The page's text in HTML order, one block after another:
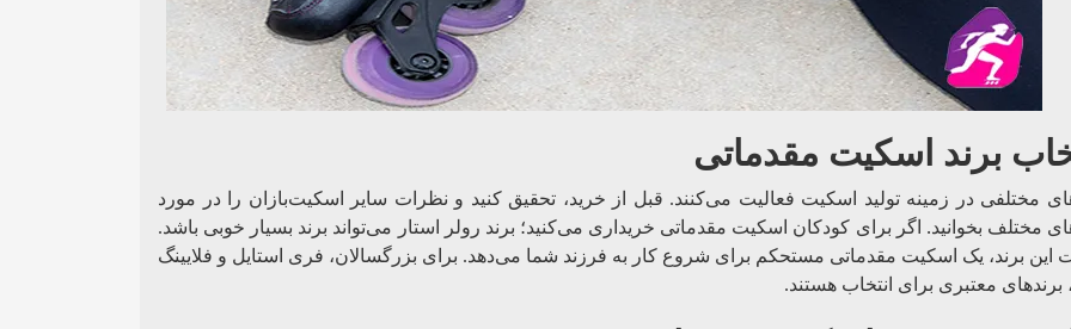
برند اسکیت مقدماتی
مختلفی در زمینه تولید اسکیت فعالیت می‌کنند. قبل از خرید، تحقیق کنید و نظرات سایر اسکیت‌بازان را در مورد
مختلف بخوانید. اگر برای کودکان اسکیت مقدماتی خریداری می‌کنید؛ برند رولر استار می‌تواند برند بسیار خوبی باشد.
این برند، یک اسکیت مقدماتی مستحکم برای شروع کار به فرزند شما می‌دهد. برای بزرگسالان، فری استایل و فلایینگ
برندهای معتبری برای انتخاب هستند.